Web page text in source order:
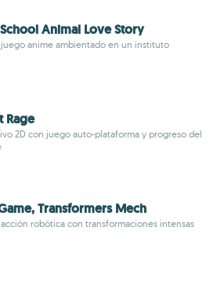
Animal Love Story
anime ambientado en un instituto
Rage
2D con juego auto-plataforma y progreso del
Transformers Mech
robótica con transformaciones intensas